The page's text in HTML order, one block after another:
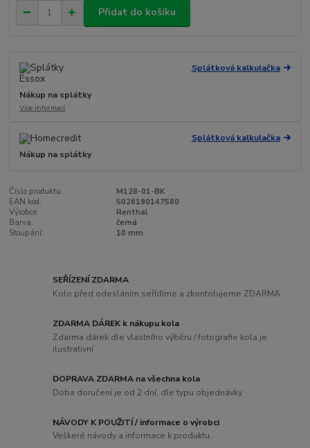
Přidat do košíku
Splátková kalkulačka
Nákup na splátky
Více informací
Splátková kalkulačka
Nákup na splátky
Číslo produktu:
M128-01-BK
EAN kód:
5026190147580
Výrobce:
Renthal
Barva:
černá
Stoupání:
10 mm
SEŘÍZENÍ ZDARMA
Kolo před odesláním seřídíme a zkontolujeme ZDARMA
ZDARMA DÁREK k nákupu kola
Zdarma dárek dle vlastního výběru / fotografie kola je
ilustrativní
DOPRAVA ZDARMA na všechna kola
Doba doručení je od 2 dní, dle typu objednávky
NÁVODY K POUŽITÍ / informace o výrobci
Veškeré návody a informace k produktu.